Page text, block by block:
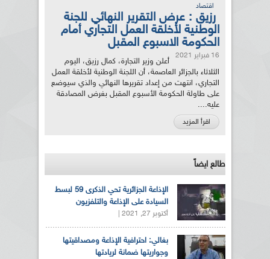
اقتصاد
رزيق : عرض التقرير النهائي للجنة
الوطنية لأخلقة العمل التجاري أمام
الحكومة الاسبوع المقبل
16 فبراير 2021
أعلن وزير التجارة، كمال رزيق، اليوم
الثلاثاء بالجزائر العاصمة، أن اللجنة الوطنية لأخلقة العمل
التجاري، انتهت من إعداد تقريرها النهائي والذي سيوضع
على طاولة الحكومة الأسبوع المقبل بغرض المصادقة
عليه....
اقرأ المزيد
طالع ايضاً
الإذاعة الجزائرية تحي الذكرى 59 لبسط
السيادة على الإذاعة والتلفزيون
أكتوبر 27, 2021 |
بغالي: احترافية الإذاعة ومصداقيتها
وجواريتها ضمانة لريادتها